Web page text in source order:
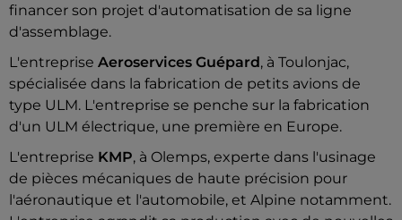
financer son projet d'automatisation de sa ligne
d'assemblage.
L'entreprise Aeroservices Guépard, à Toulonjac,
spécialisée dans la fabrication de petits avions de
type ULM. L'entreprise se penche sur la fabrication
d'un ULM électrique, une première en Europe.
L'entreprise KMP, à Olemps, experte dans l'usinage
de pièces mécaniques de haute précision pour
l'aéronautique et l'automobile, et Alpine notamment.